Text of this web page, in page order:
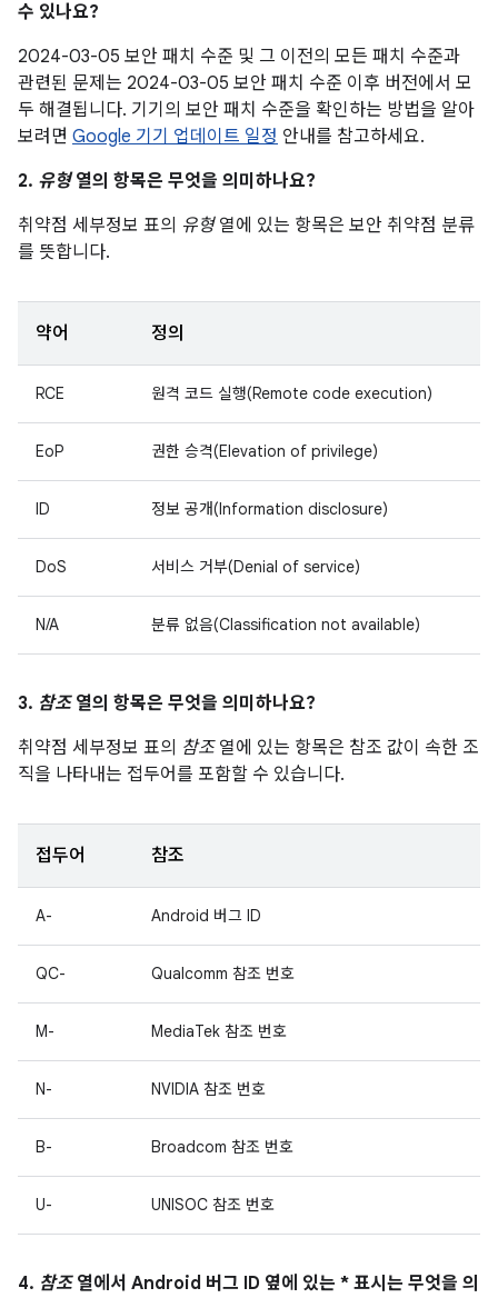
수 있나요?
2024-03-05 보안 패치 수준 및 그 이전의 모든 패치 수준과
관련된 문제는 2024-03-05 보안 패치 수준 이후 버전에서 모
두 해결됩니다. 기기의 보안 패치 수준을 확인하는 방법을 알아
보려면 Google 기기 업데이트 일정 안내를 참고하세요.
2. 유형열의 항목은 무엇을 의미하나요?
취약점 세부정보 표의 유형열에 있는 항목은 보안 취약점 분류
를 뜻합니다.
약어 정의
RCE 원격 코드 실행(Remote code execution)
EoP 권한 승격(Elevation of privilege)
ID 정보 공개(Information disclosure)
DoS 서비스 거부(Denial of service)
N/A 분류 없음(Classification not available)
3. 참조열의 항목은 무엇을 의미하나요?
취약점 세부정보 표의 참조열에 있는 항목은 참조 값이 속한 조
직을 나타내는 접두어를 포함할 수 있습니다.
접두어 참조
A- Android 버그 ID
QC- Qualcomm 참조 번호
M- MediaTek 참조 번호
N- NVIDIA 참조 번호
B- Broadcom 참조 번호
U- UNISOC 참조 번호
4. 참조열에서 Android 버그 ID 옆에 있는 * 표시는 무엇을 의